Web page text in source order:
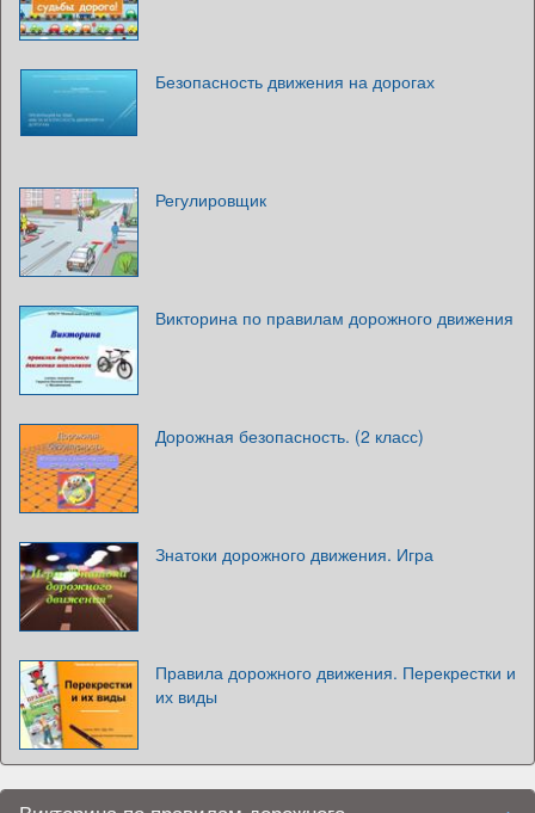
Безопасность движения на дорогах
Регулировщик
Викторина по правилам дорожного движения
Дорожная безопасность. (2 класс)
Знатоки дорожного движения. Игра
Правила дорожного движения. Перекрестки и
их виды